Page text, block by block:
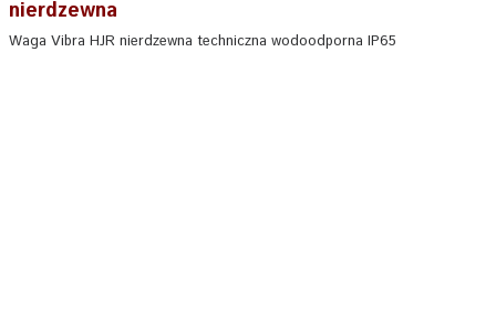
nierdzewna
Waga Vibra HJR nierdzewna techniczna wodoodporna IP65